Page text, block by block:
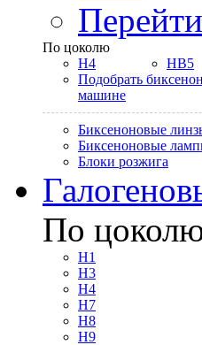
По цоколю
H4
HB5
Подобрать
машине
Биксеноновые
Биксеноновые
Блоки розжига
По
H1
H3
H4
H7
H8
H9